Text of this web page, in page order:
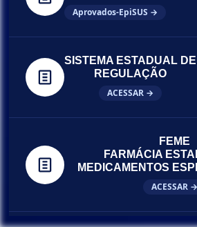
Aprovados-EpiSUS →
SISTEMA ESTADUAL DE
REGULAÇÃO
ACESSAR →
FEME
FARMÁCIA
MEDICAMENTOS
ACESSAR →